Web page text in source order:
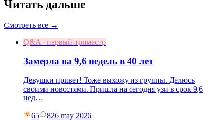
Читать дальше
Смотреть все →
Q&A · первый-триместр
Замерла на 9,6 недель в 40 лет
Девушки привет! Тоже выхожу из группы. Делюсь
своими новостями. Пришла на сегодня узи в срок 9,6
нед…
65 826 may 2026